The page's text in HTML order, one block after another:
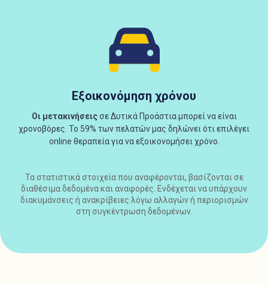
Εξοικονόμηση χρόνου
Οι μετακινήσειςσε Δυτικά Προάστια μπορεί να είναι
χρονοβόρες. Το 59% των πελατών μας δηλώνει ότι επιλέγει
online θεραπεία για να εξοικονομήσει χρόνο.
Τα στατιστικά στοιχεία που αναφέρονται, βασίζονται σε
διαθέσιμα δεδομένα και αναφορές. Ενδέχεται να υπάρχουν
διακυμάνσεις ή ανακρίβειες λόγω αλλαγών ή περιορισμών
στη συγκέντρωση δεδομένων.